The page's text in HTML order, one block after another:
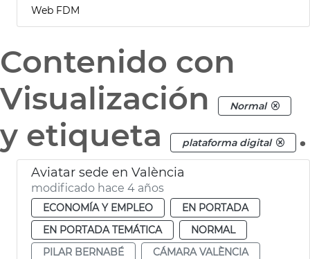
Web FDM
Contenido con
Visualización
Normal
y etiqueta plataforma digital .
Aviatar sede en València
modificado hace 4 años
ECONOMÍA Y EMPLEO
EN PORTADA
EN PORTADA TEMÁTICA
NORMAL
PILAR BERNABÉ
CÁMARA VALÈNCIA